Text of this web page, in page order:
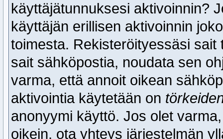
käyttäjätunnuksesi aktivoinnin?
käyttäjän erillisen aktivoinnin
toimesta. Rekisteröityessäsi
sait sähköpostia, noudata sen
varma, että annoit oikean
aktivointia käytetään on
anonyymi käyttö. Jos olet
oikein, ota yhteys järjestelmän